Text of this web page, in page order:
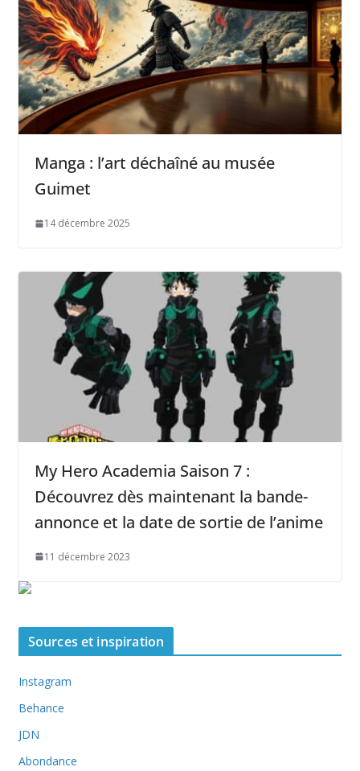
Manga : l’art déchaîné au musée
Guimet
14 décembre 2025
My Hero Academia Saison 7 :
Découvrez dès maintenant la bande-
annonce et la date de sortie de l’anime
11 décembre 2023
Sources et inspiration
Instagram
Behance
JDN
Abondance